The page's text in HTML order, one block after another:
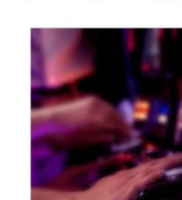
Informasi
INDEKS
BERITA
KONTAK
KAMI